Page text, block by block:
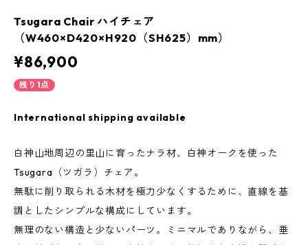
Tsugara Chair ハイチェア
（W460×D420×H920（SH625）mm）
¥86,900
残り1点
International shipping available
白神山地周辺の里山に育ったナラ材、白神オークを使った
Tsugara（ツガラ）チェア。
無駄に削り取られる木材を極力少なくするために、直線を基
調としたシンプルな構成にしています。
無理のない構造と少ないパーツ。ミニマルでありながら、垂